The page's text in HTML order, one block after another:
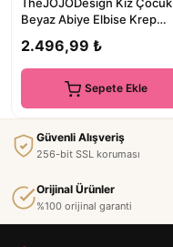
Beyaz Abiye Elbise Krep
Büz...
2.496,99 ₺
Sepete Ekle
Güvenli Alışveriş
256-bit SSL koruması
Orijinal Ürünler
%100 orijinal garanti